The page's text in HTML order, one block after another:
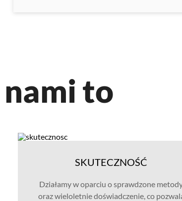
nami to
SKUTECZNOŚĆ
Działamy w oparciu o sprawdzone
oraz wieloletnie doświadczenie, co